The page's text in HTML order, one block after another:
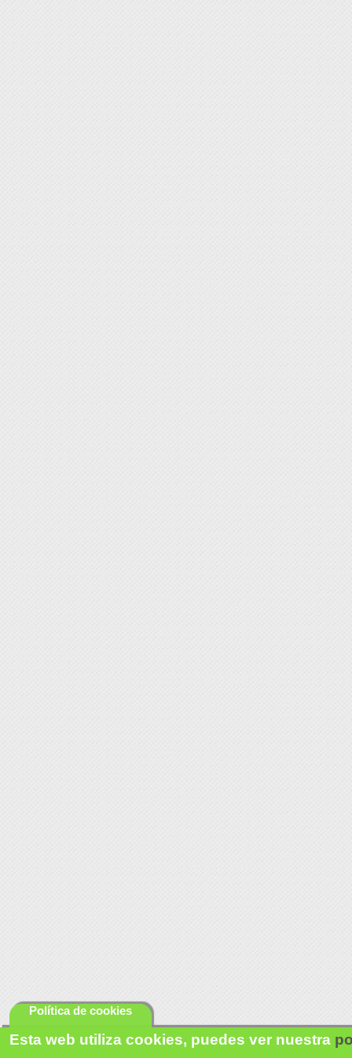
Esta web utiliza cookies, puedes ver nuestra
Política de cookies